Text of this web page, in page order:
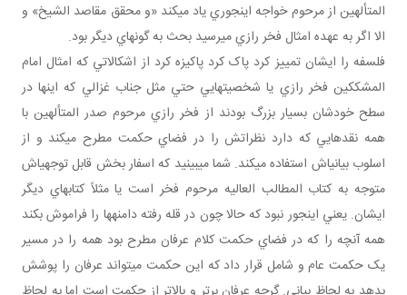
المتألهين از مرحوم خواجه اين‎جوري ياد مي‎کند «و محقق مقاصد الشيخ» و
الا اگر به عهده امثال فخر رازي مي‎رسيد بحث به گونه‎اي ديگر بود.
فلسفه را ايشان تمييز کرد پاک کرد پاکيزه کرد از اشکالاتي که امثال امام
المشککين فخر رازي يا شخصيت‎هايي حتي مثل جناب غزالي که اينها در
سطح خودشان بسيار بزرگ بودند از فخر رازي مرحوم صدر المتألهين با
همه نقدهايي که دارد نظراتش را در فضاي حکمت مطرح مي‎کند و از
اسلوب بياني‎اش استفاده مي‎کند. شما مي‎بينيد که اسفار بخش قابل توجهي‎اش
متوجه به کتاب المطالب العاليه مرحوم فخر است يا مثلاً کتاب‎هاي ديگر
ايشان. يعني اين‎جور نبود که حالا چون در قله رفته دامنه‎ها را فراموش بکند
همه آنچه را که در فضاي حکمت کلام عرفان مطرح بود همه را در مسير
يک حکمت عام و شامل قرار داد که اين حکمت مي‎تواند عرفان را پوشش